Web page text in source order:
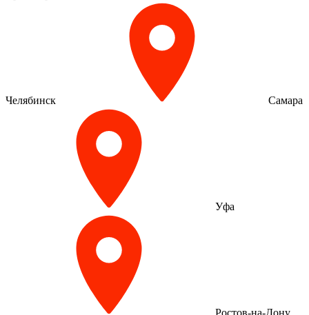
Челябинск Самара
Уфа
Ростов-на-Дону